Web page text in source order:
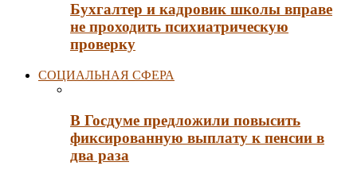
Бухгалтер и кадровик школы вправе
не проходить психиатрическую
проверку
СОЦИАЛЬНАЯ СФЕРА
В Госдуме предложили повысить
фиксированную выплату к пенсии в
два раза